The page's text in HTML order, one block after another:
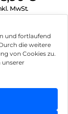
und fortlaufend
die weitere
von Cookies zu.
unserer
MwSt.